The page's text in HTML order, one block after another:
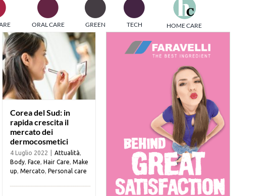
Turbo, in
strumenti di
food,
ORAL CARE GREEN TECH HOME CARE
mercato dei
dermocosmetici
Corea del Sud: in
rapida crescita il
mercato dei
dermocosmetici
4 Luglio 2022 Attualità
Body, Face Hair Care Make
up Mercato Personal care